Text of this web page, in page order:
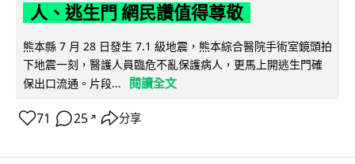
人、逃生門 網民讚值得尊敬
熊本縣 7 月 28 日發生 7.1 級地震，熊本綜合醫院手術室鏡頭拍
下地震一刻，醫護人員臨危不亂保護病人，更馬上開逃生門確
保出口流通。片段...
閱讀全文
71 25 ↗ 分享